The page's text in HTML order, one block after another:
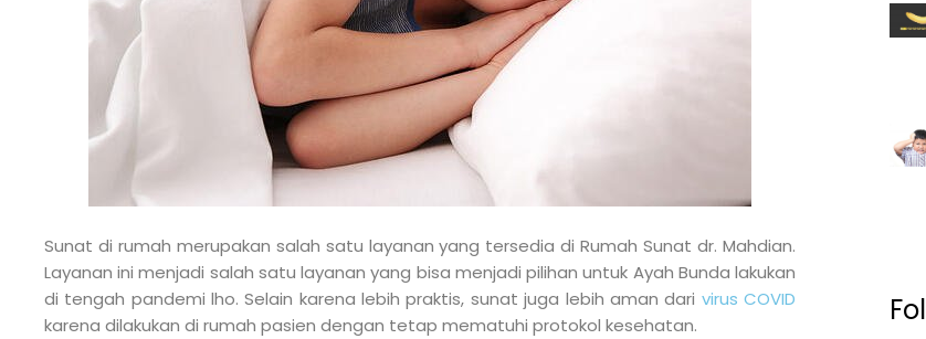
Sunat di rumah merupakan salah satu layanan yang tersedia di Rumah Sunat dr. Mahdian.
Layanan ini menjadi salah satu layanan yang bisa menjadi pilihan untuk Ayah Bunda lakukan
di tengah pandemi lho. Selain karena lebih praktis, sunat juga lebih aman dari virus COVID
karena dilakukan di rumah pasien dengan tetap mematuhi protokol kesehatan.